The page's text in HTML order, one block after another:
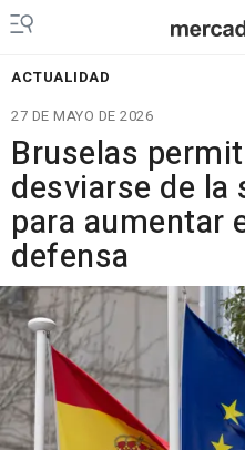
ACTUALIDAD
27 DE MAYO DE 2026
Bruselas
desviarse de la
para aumentar
defensa